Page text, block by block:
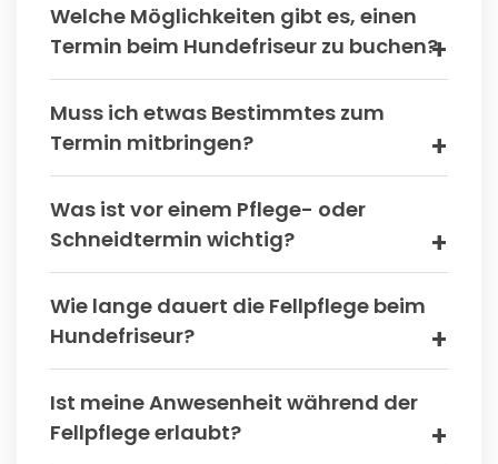
Welche Möglichkeiten gibt es, einen
Termin beim Hundefriseur zu buchen?
Muss ich etwas Bestimmtes zum
Termin mitbringen?
Was ist vor einem Pflege- oder
Schneidtermin wichtig?
Wie lange dauert die Fellpflege beim
Hundefriseur?
Ist meine Anwesenheit während der
Fellpflege erlaubt?